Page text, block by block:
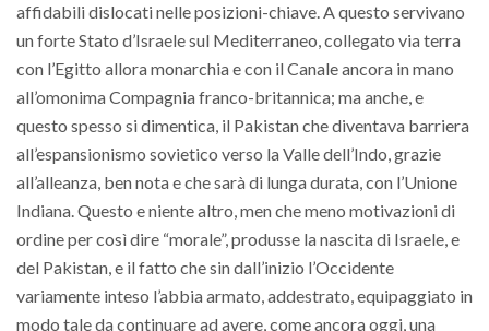
affidabili dislocati nelle posizioni-chiave. A questo servivano
un forte Stato d’Israele sul Mediterraneo, collegato via terra
con l’Egitto allora monarchia e con il Canale ancora in mano
all’omonima Compagnia franco-britannica; ma anche, e
questo spesso si dimentica, il Pakistan che diventava barriera
all’espansionismo sovietico verso la Valle dell’Indo, grazie
all’alleanza, ben nota e che sarà di lunga durata, con l’Unione
Indiana. Questo e niente altro, men che meno motivazioni di
ordine per così dire “morale”, produsse la nascita di Israele, e
del Pakistan, e il fatto che sin dall’inizio l’Occidente
variamente inteso l’abbia armato, addestrato, equipaggiato in
modo tale da continuare ad avere, come ancora oggi, una